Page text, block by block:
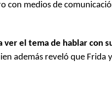
con medios de
ver el tema de hablar con
además reveló que Frida